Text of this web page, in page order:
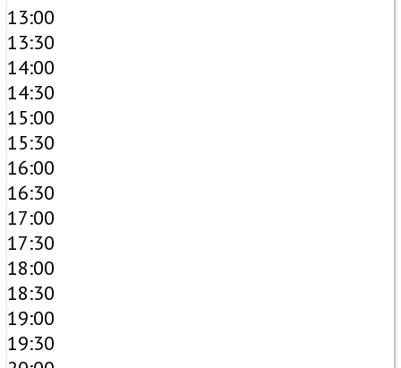
13:00
13:30
14:00
14:30
15:00
15:30
16:00
16:30
17:00
17:30
18:00
18:30
19:00
19:30